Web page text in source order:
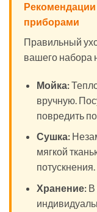
приборами
Правильный
вашего набора
Мойка:
вручную.
повредить
Сушка:
мягкой
потускнения.
Хранение:В